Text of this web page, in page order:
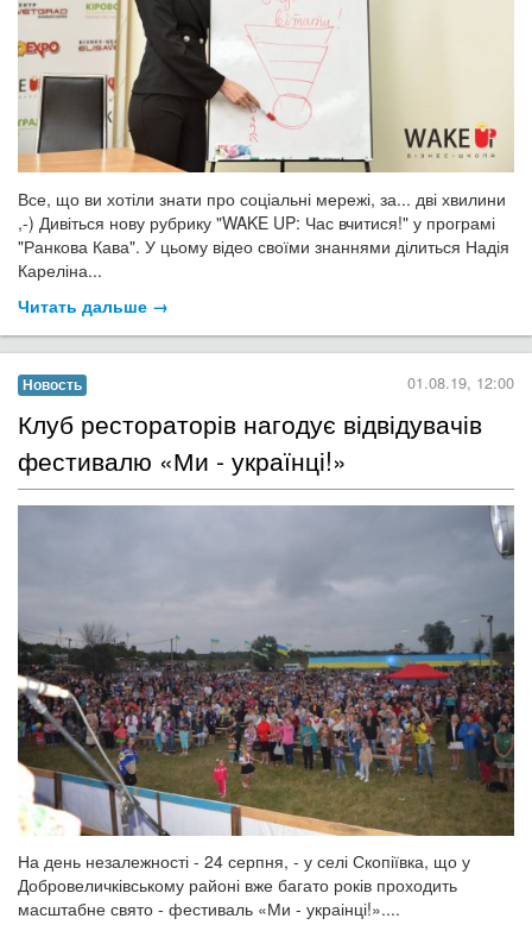
Все, що ви хотіли знати про соціальні мережі, за... дві хвилини
,-) Дивіться нову рубрику "WAKE UP: Час вчитися!" у програмі
"Ранкова Кава". У цьому відео своїми знаннями ділиться Надія
Кареліна...
Читать дальше →
Новость 01.08.19, 12:00
Клуб рестораторів нагодує відвідувачів
фестивалю «Ми - українці!»
На день незалежності - 24 серпня, - у селі Скопіївка, що у
Добровеличківському районі вже багато років проходить
масштабне свято - фестиваль «Ми - украінці!»....